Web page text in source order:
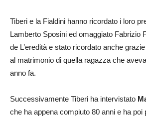
Tiberi e la Fialdini hanno ricordato i loro
Lamberto Sposini ed omaggiato Fabrizio
de L’eredità e stato ricordato anche
al matrimonio di quella ragazza che
anno fa.
Successivamente Tiberi ha intervistato
che ha appena compiuto 80 anni e ha poi